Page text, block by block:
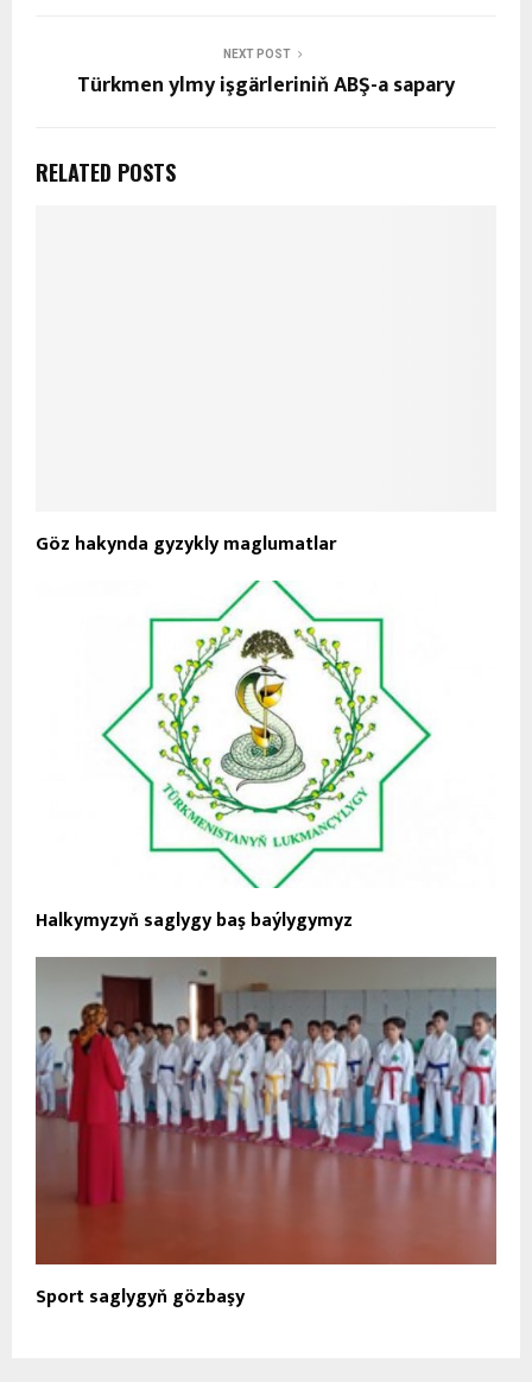
NEXT POST
Türkmen ylmy işgärleriniň ABŞ-a sapary
RELATED POSTS
Göz hakynda gyzykly maglumatlar
Halkymyzyň saglygy baş baýlygymyz
Sport saglygyň gözbaşy